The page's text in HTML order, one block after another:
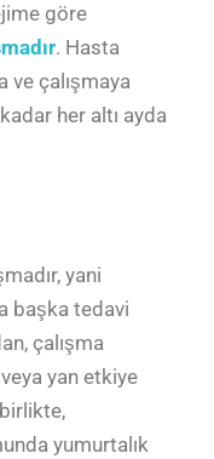
göre
. Hasta
ve çalışmaya
her altı ayda
yani
başka tedavi
çalışma
yan etkiye
yumurtalık